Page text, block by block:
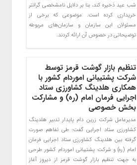
شب عید ذخیره کند، بنا بر دلایل نامشخصی گرانتر
خریداری کرده است. موضوعی که برخی از
مسئولان این سازمان و سازمان‌های مربوطه
توضیحاتی در خصوص آن ارائه کردند.
تنظیم بازار گوشت قرمز توسط
شرکت پشتیبانی اموردام کشور با
همکاری هلدینگ کشاورزی ستاد
اجرایی فرمان امام (ره) و مشارکت
بخش خصوصی
مدیرعامل شرکت زرین دام پایدار تدبیر هلدینگ
کشاورزی ستاد اجرایی گفت: طی تفاهم صورت
گرفته بین هلدینگ کشاورزی ستاد اجرایی فرمان
امام (ره) و شرکت پشتیبانی اموردام کشور طرحی
به جهت تنظیم بازار گوشت قرمز از دیروز آغاز